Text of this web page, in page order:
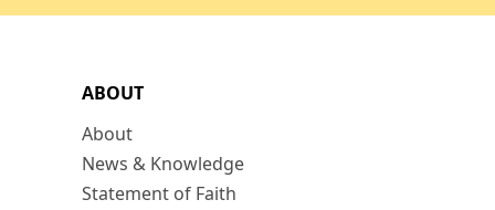
ABOUT
About
News & Knowledge
Statement of Faith